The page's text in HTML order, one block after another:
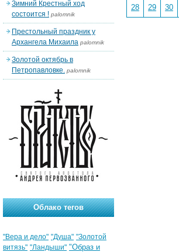
28 29 30
Зимний Крестный ход
состоится ! palomnik
Престольный праздник у
Архангела Михаила palomnik
Золотой октябрь в
Петропавловке. palomnik
Облако тегов
"Вера и дело" "Душа" "Золотой
витязь" "Ландыши" "Образ и